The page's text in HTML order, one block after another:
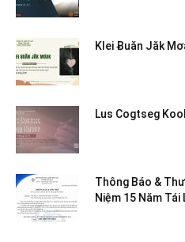
Klei Ƀuăn Jăk
Lus Cogtseg
Thông Báo &
Niệm 15 Năm Tái